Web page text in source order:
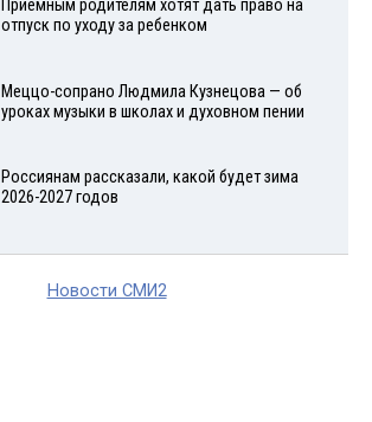
Приемным родителям хотят дать право на
отпуск по уходу за ребенком
Меццо-сопрано Людмила Кузнецова — об
уроках музыки в школах и духовном пении
Россиянам рассказали, какой будет зима
2026-2027 годов
Новости СМИ2